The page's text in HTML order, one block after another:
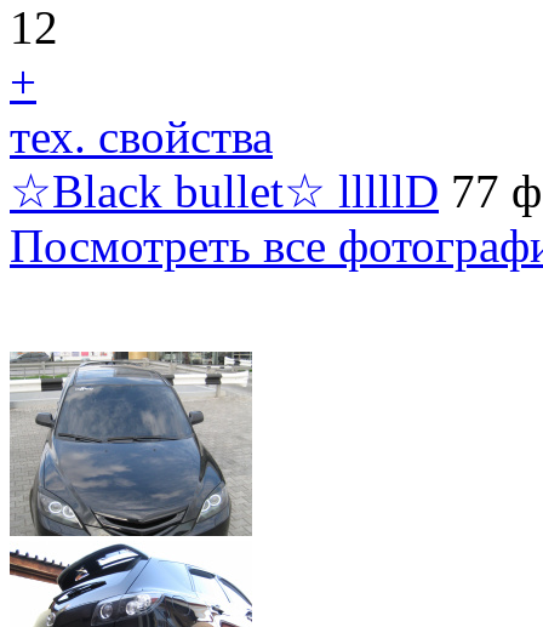
12
+
тех. свойства
☆Black bullet☆ lllllD 77
Посмотреть все